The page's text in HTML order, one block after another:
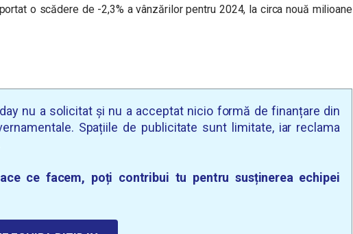
o scădere de -2,3% a vânzărilor pentru 2024, la circa nouă milioane
nu a solicitat și nu a acceptat nicio formă de finanțare din
Spațiile de publicitate sunt limitate, iar reclama
ce facem, poți contribui tu pentru susținerea echipei